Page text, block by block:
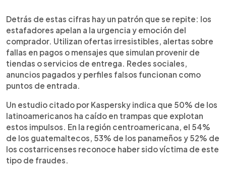
Detrás de estas cifras hay un patrón que se repite: los
estafadores apelan a la urgencia y emoción del
comprador. Utilizan ofertas irresistibles, alertas sobre
fallas en pagos o mensajes que simulan provenir de
tiendas o servicios de entrega. Redes sociales,
anuncios pagados y perfiles falsos funcionan como
puntos de entrada.
Un estudio citado por Kaspersky indica que 50% de los
latinoamericanos ha caído en trampas que explotan
estos impulsos. En la región centroamericana, el 54%
de los guatemaltecos, 53% de los panameños y 52% de
los costarricenses reconoce haber sido víctima de este
tipo de fraudes.